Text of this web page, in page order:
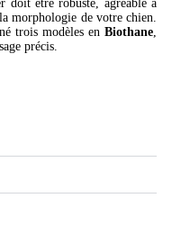
doit être robuste, agréable à
morphologie de votre chien.
trois modèles enBiothane,
précis.